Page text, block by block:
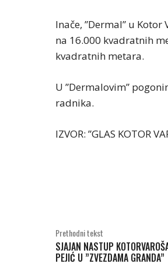
Inače, ”Dermal” u
na 16.000 kvadratnih
kvadratnih metara.
U ”Dermalovim”
radnika.
IZVOR: ”GLAS KOTOR
Prethodni tekst
SJAJAN NASTUP
PEJIĆ U ”ZVEZDAMA GRANDA”